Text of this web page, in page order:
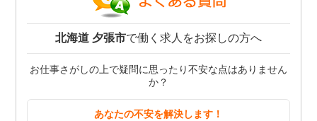
北海道 夕張市で働く求人をお探しの方へ
お仕事さがしの上で疑問に思ったり不安な点はありません
か？
あなたの不安を解決します！